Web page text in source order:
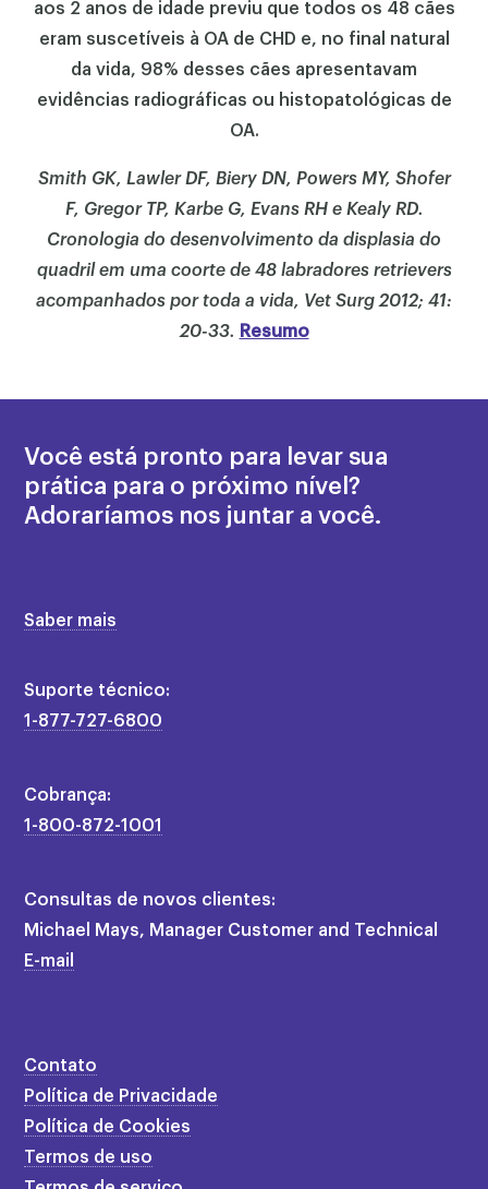
aos 2 anos de idade previu que todos os 48 cães
eram suscetíveis à OA de CHD e, no final natural
da vida, 98% desses cães apresentavam
evidências radiográficas ou histopatológicas de
OA.
Smith GK, Lawler DF, Biery DN, Powers MY, Shofer
F, Gregor TP, Karbe G, Evans RH e Kealy RD.
Cronologia do desenvolvimento da displasia do
quadril em uma coorte de 48 labradores retrievers
acompanhados por toda a vida, Vet Surg 2012; 41:
20-33. Resumo
Você está pronto para levar sua
prática para o próximo nível?
Adoraríamos nos juntar a você.
Saber mais
Suporte técnico:
1-877-727-6800
Cobrança:
1-800-872-1001
Consultas de novos clientes:
Michael Mays, Manager Customer and Technical
E-mail
Contato
Política de Privacidade
Política de Cookies
Termos de uso